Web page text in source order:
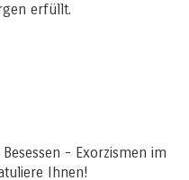
erfüllt.
- Exorzismen im
Ihnen!